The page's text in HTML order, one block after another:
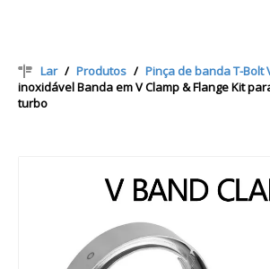
Lar / Produtos / Pinça de banda T-Bolt
inoxidável Banda em V Clamp & Flange Kit
turbo